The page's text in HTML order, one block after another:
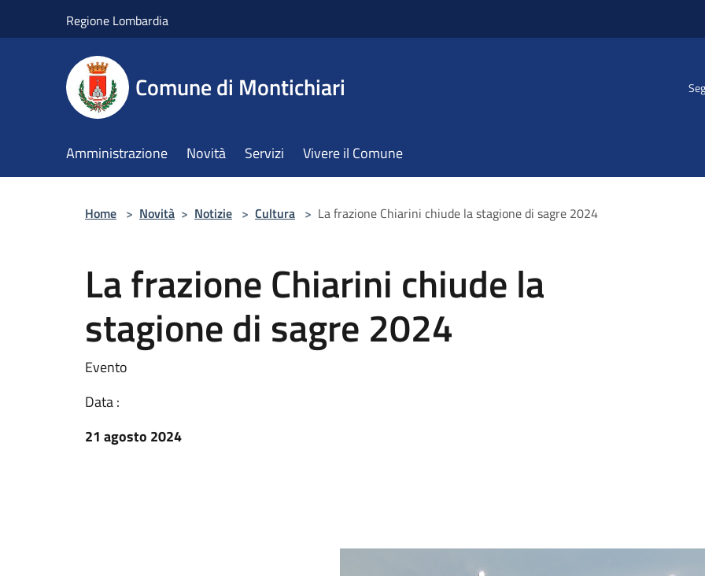
Regione Lombardia
Comune di Montichiari
Amministrazione Novità Servizi Vivere il Comune
Home > Novità > Notizie > Cultura > La frazione Chiarini chiude la stagione di sagre 2024
La frazione Chiarini chiude la
stagione di sagre 2024
Evento
Data :
21 agosto 2024